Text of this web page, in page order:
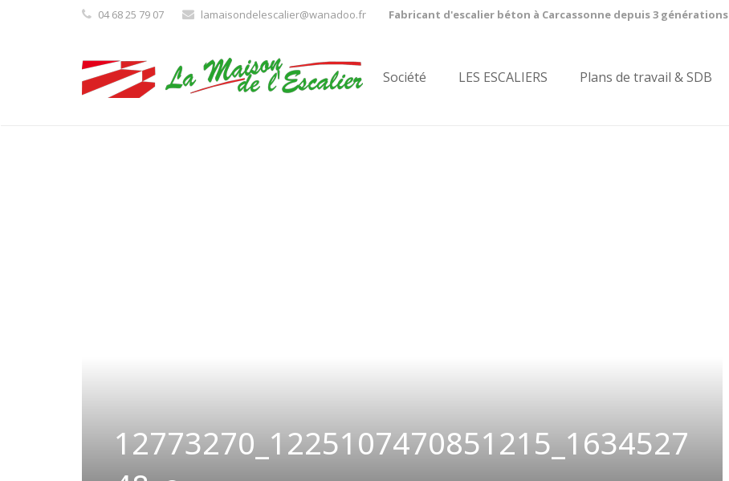
04 68 25 79 07 lamaisondelescalier@wanadoo.fr Fabricant d'escalier béton à Carcassonne depuis 3 générations
Société LES ESCALIERS Plans de travail & SDB
12773270_1225107470851215_1634527